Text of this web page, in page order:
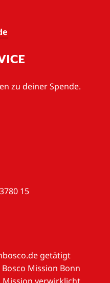
zu deiner Spende.
15
getätigt
Mission Bonn